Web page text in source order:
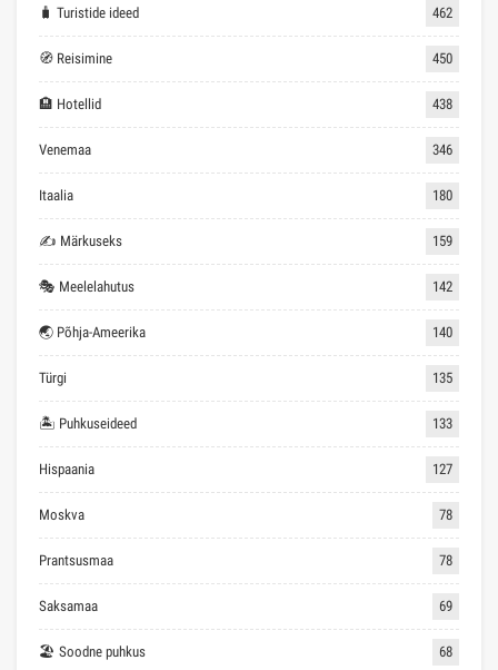
🧳 Turistide ideed 462
🧭 Reisimine 450
🏨 Hotellid 438
Venemaa 346
Itaalia 180
✍ Märkuseks 159
🎭 Meelelahutus 142
🌏 Põhja-Ameerika 140
Türgi 135
🏝 Puhkuseideed 133
Hispaania 127
Moskva 78
Prantsusmaa 78
Saksamaa 69
🏖 Soodne puhkus 68